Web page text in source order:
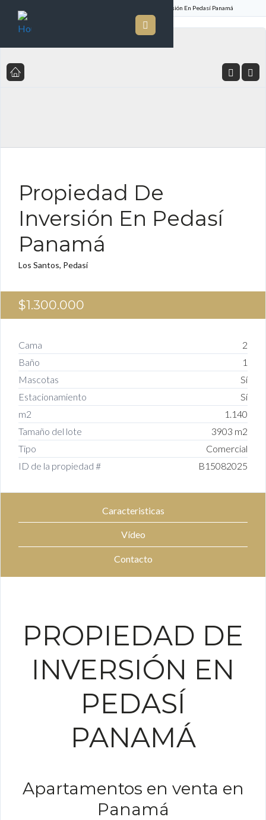
Propiedad De Inversión En Pedasí Panamá
Propiedad De
Inversión En Pedasí
Panamá
Los Santos, Pedasí
$1.300.000
Cama
2
Baño
1
Mascotas
Sí
Estacionamiento
Sí
m2
1.140
Tamaño del lote
3903 m2
Tipo
Comercial
ID de la propiedad #
B15082025
Caracteristicas
Vídeo
Contacto
PROPIEDAD DE
INVERSIÓN EN
PEDASÍ
PANAMÁ
Apartamentos en venta en
Panamá